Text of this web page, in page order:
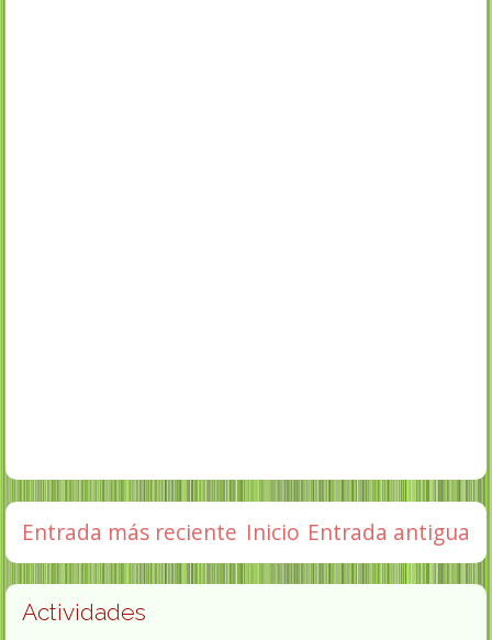
Entrada más reciente Entrada antigua
Inicio
Actividades